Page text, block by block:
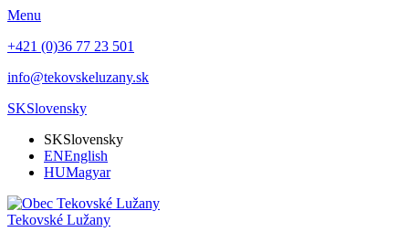
Menu
+421 (0)36 77 23 501
info@tekovskeluzany.sk
SKSlovensky
SKSlovensky
ENEnglish
HUMagyar
Tekovské Lužany